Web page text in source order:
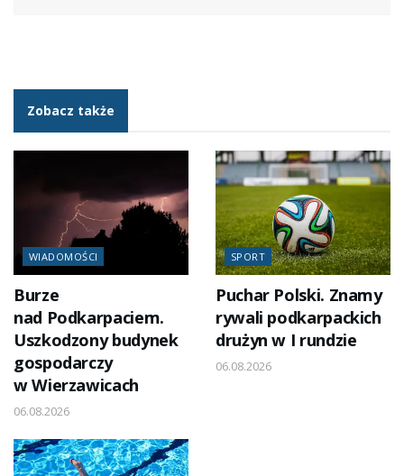
Zobacz także
WIADOMOŚCI
Burze
nad Podkarpaciem.
Uszkodzony budynek
gospodarczy
w Wierzawicach
06.08.2026
SPORT
Puchar Polski. Znamy
rywali podkarpackich
drużyn w I rundzie
06.08.2026